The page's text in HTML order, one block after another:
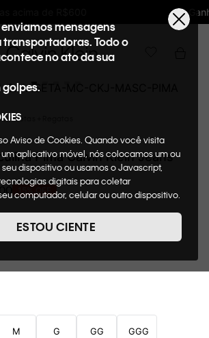
Ganhe 10% de GIFTBACK em todas as
mensagens
transportadoras. Todo o
no ato da sua
Aviso de Cookies. Quando você visita
um aplicativo móvel, nós colocamos um ou
dispositivo ou usamos o Javascript,
digitais para coletar
computador, celular ou outro dispositivo.
quais cookies usaremos e quais
como processamos os dados
Quando você visita nosso site,
a funcionalidade do site, incluindo,
informações sobre o nosso aviso de
link.
ESTOU CIENTE
+ Regatas
Pima Calvin Klein Jeans
OFF
M G GG GGG